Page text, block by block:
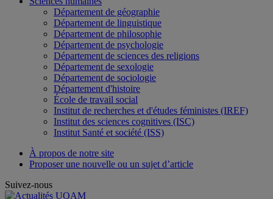
Département de géographie
Département de linguistique
Département de philosophie
Département de psychologie
Département de sciences des religions
Département de sexologie
Département de sociologie
Département d'histoire
École de travail social
Institut de recherches et d'études féministes (IREF)
Institut des sciences cognitives (ISC)
Institut Santé et société (ISS)
À propos de notre site
Proposer une nouvelle ou un sujet d’article
Suivez-nous